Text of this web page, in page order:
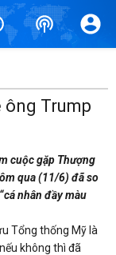
ông Trump
cuộc gặp Thượng
qua (11/6) đã so
nhân đầy màu
Tổng thống Mỹ là
không thì đã